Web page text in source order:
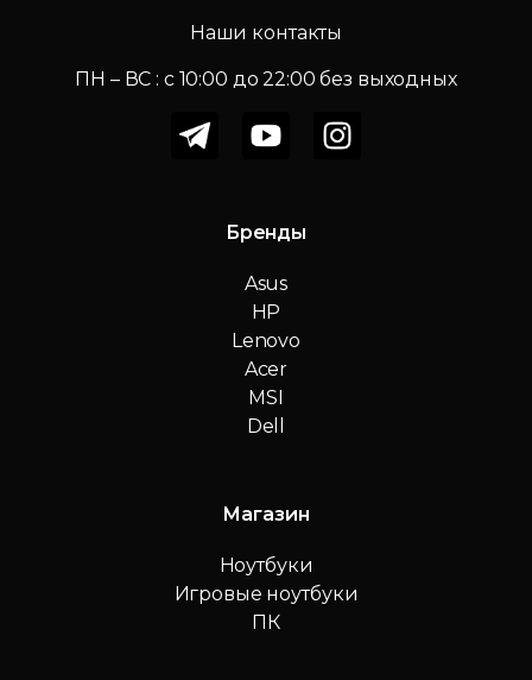
Наши контакты
ПН – ВС : c 10:00 до 22:00 без выходных
Бренды
Asus
HP
Lenovo
Acer
MSI
Dell
Магазин
Ноутбуки
Игровые ноутбуки
ПК